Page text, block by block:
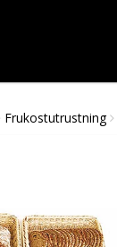
Frukostutrustning